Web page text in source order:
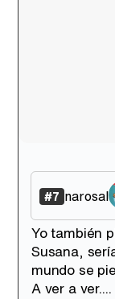
#7 narosal
Yo también
Susana,
mundo se
A ver a ver....